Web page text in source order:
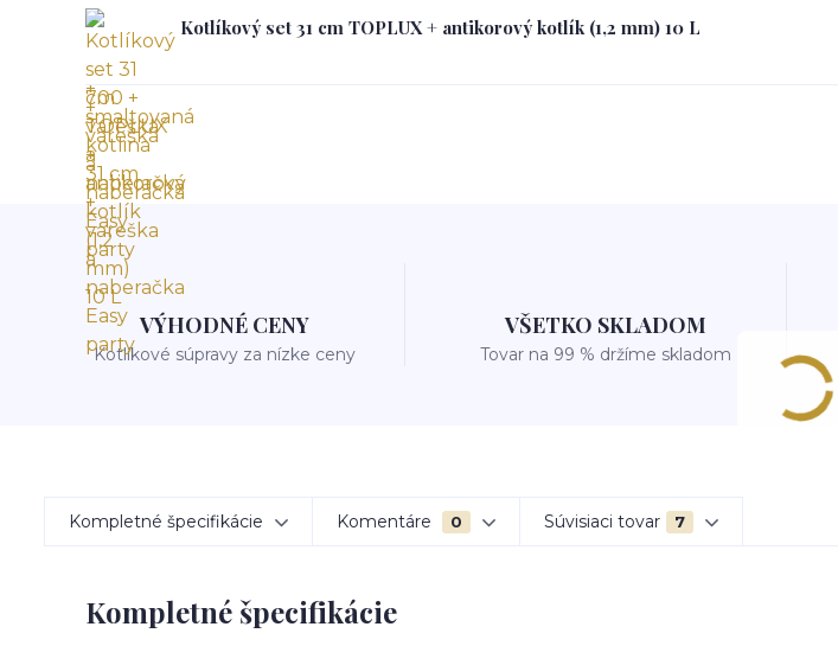
Kotlíkový set 31 cm TOPLUX + antikorový kotlík (1,2 mm) 10 L
VÝHODNÉ CENY
Kotlíkové súpravy za nízke ceny
VŠETKO SKLADOM
Tovar na 99 % držíme skladom
Kompletné špecifikácie Komentáre 0 Súvisiaci tovar 7
Kompletné špecifikácie